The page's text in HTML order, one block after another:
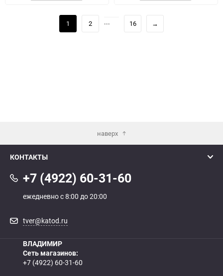
1 2 ... 16 →
наверх
КОНТАКТЫ
+7 (4922) 60-31-60
ежедневно с 8:00 до 20:00
tver@katod.ru
ВЛАДИМИР
Сеть магазинов:
+7 (4922) 60-31-60